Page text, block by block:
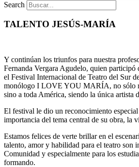
Search
TALENTO JESÚS-MARÍA
Y continúan los triunfos para nuestra
Fernanda Vergara Agudelo, quien participó
el Festival Internacional de Teatro del Sur
monólogo I LOVE YOU MARÍA, no sólo
sino a toda América, siendo la única artista
El festival le dio un reconocimiento
importancia del tema central de su obra, la
Estamos felices de verte brillar en el
talento, amor y habilidad para el teatro son
Comunidad y especialmente para los
formando.